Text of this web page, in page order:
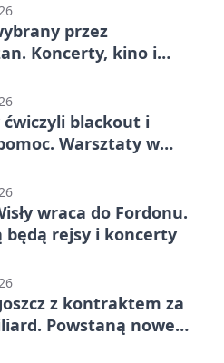
przez
Koncerty, kino i
ćwiczyli blackout i
Warsztaty w
wraca do Fordonu.
będą rejsy i koncerty
z kontraktem za
Powstaną nowe